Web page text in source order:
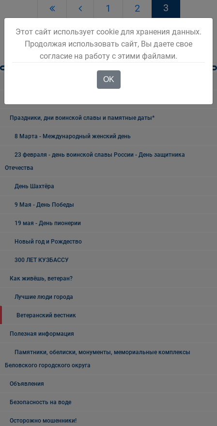
1 2 3
Праздники, дни воинской славы и памятные даты*
8 Марта - Международный женский день
23 февраля - день воинской славы России - День защитника
Отечества
День Шахтёра
9 Мая - День Победы
19 мая - День пионерии
Новый год и Рождество
300 ЛЕТ КУЗБАССУ
Как живёшь, ветеран?
Лучшие люди города
Ветеранский вестник
Полезная информация
Памятники, обелиски, монументы, мемориальные комплексы
Беловского городского округа
Объявления
Безопасность на воде
Осторожно мошенники!
Этот сайт использует cookie для хранения данных.
Продолжая использовать сайт, Вы даете свое
согласие на работу с этими файлами.
OK